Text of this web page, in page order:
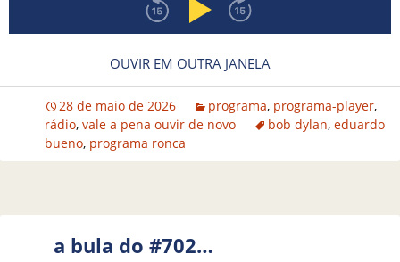
OUVIR EM OUTRA JANELA
28 de maio de 2026 programa, programa-player,
rádio, vale a pena ouvir de novo bob dylan, eduardo
bueno, programa ronca
a bula do #702…